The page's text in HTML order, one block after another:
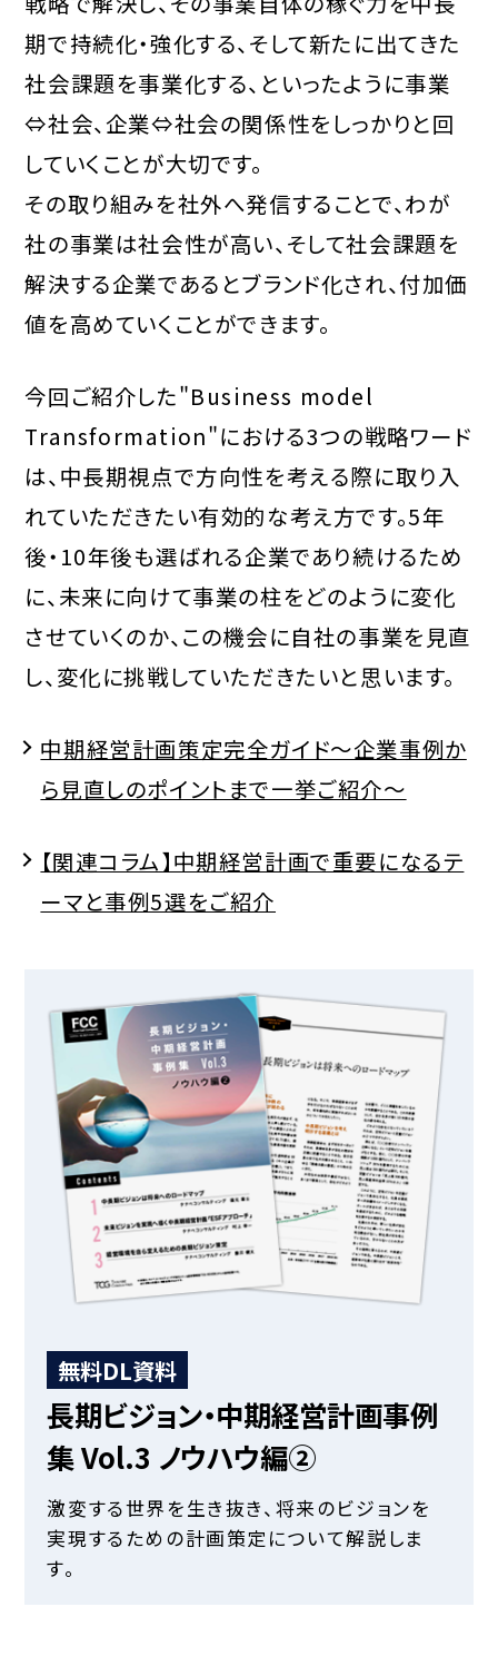
期で持続化・強化する、そして新たに出てきた
社会課題を事業化する、といったように事業
⇔社会、企業⇔社会の関係性をしっかりと回
していくことが大切です。
その取り組みを社外へ発信することで、わが
社の事業は社会性が高い、そして社会課題を
解決する企業であるとブランド化され、付加価
値を高めていくことができます。
今回ご紹介した"Business model
Transformation"における3つの戦略ワード
は、中長期視点で方向性を考える際に取り入
れていただきたい有効的な考え方です。5年
後・10年後も選ばれる企業であり続けるため
に、未来に向けて事業の柱をどのように変化
させていくのか、この機会に自社の事業を見直
し、変化に挑戦していただきたいと思います。
中期経営計画策定完全ガイド～企業事例か
ら見直しのポイントまで一挙ご紹介～
【関連コラム】中期経営計画で重要になるテ
ーマと事例5選をご紹介
無料DL資料
長期ビジョン・中期経営計画事例
集 Vol.3 ノウハウ編②
激変する世界を生き抜き、将来のビジョンを
実現するための計画策定について解説しま
す。